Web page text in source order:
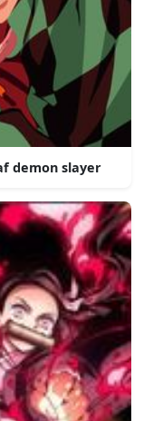
demon slayer